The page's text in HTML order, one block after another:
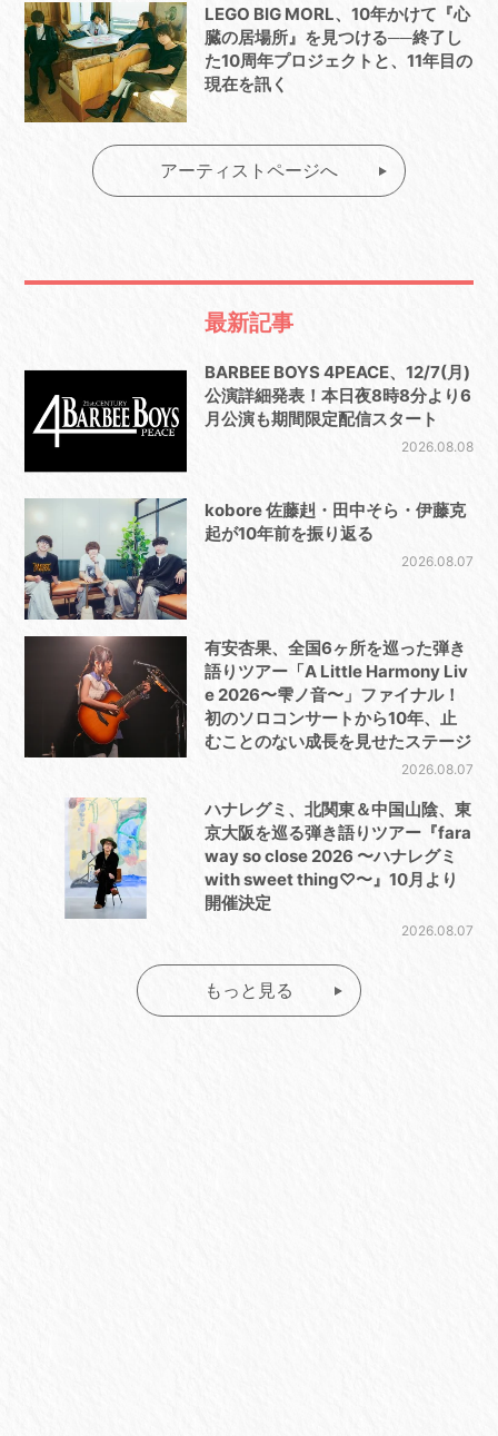
LEGO BIG MORL、10年かけて『心
臓の居場所』を見つける──終了し
た10周年プロジェクトと、11年目の
現在を訊く
アーティストページへ
最新記事
BARBEE BOYS 4PEACE、12/7(月)
公演詳細発表！本日夜8時8分より6
月公演も期間限定配信スタート
2026.08.08
kobore 佐藤赳・田中そら・伊藤克
起が10年前を振り返る
2026.08.07
有安杏果、全国6ヶ所を巡った弾き
語りツアー「A Little Harmony Liv
e 2026〜雫ノ音〜」ファイナル！
初のソロコンサートから10年、止
むことのない成長を見せたステージ
2026.08.07
ハナレグミ、北関東＆中国山陰、東
京大阪を巡る弾き語りツアー『fara
way so close 2026 〜ハナレグミ
with sweet thing♡〜』10月より
開催決定
2026.08.07
もっと見る